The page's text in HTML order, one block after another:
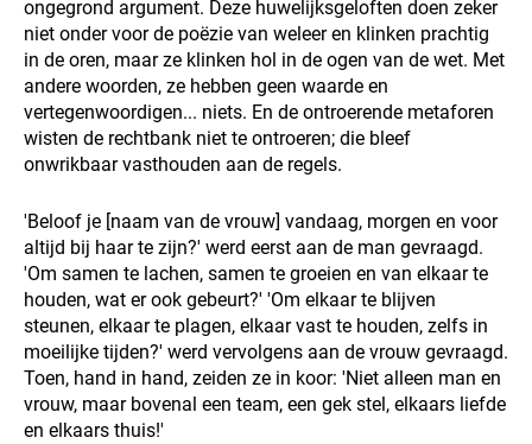
ongegrond argument. Deze huwelijksgeloften doen zeker
niet onder voor de poëzie van weleer en klinken prachtig
in de oren, maar ze klinken hol in de ogen van de wet. Met
andere woorden, ze hebben geen waarde en
vertegenwoordigen... niets. En de ontroerende metaforen
wisten de rechtbank niet te ontroeren; die bleef
onwrikbaar vasthouden aan de regels.
'Beloof je [naam van de vrouw] vandaag, morgen en voor
altijd bij haar te zijn?' werd eerst aan de man gevraagd.
'Om samen te lachen, samen te groeien en van elkaar te
houden, wat er ook gebeurt?' 'Om elkaar te blijven
steunen, elkaar te plagen, elkaar vast te houden, zelfs in
moeilijke tijden?' werd vervolgens aan de vrouw gevraagd.
Toen, hand in hand, zeiden ze in koor: 'Niet alleen man en
vrouw, maar bovenal een team, een gek stel, elkaars liefde
en elkaars thuis!'